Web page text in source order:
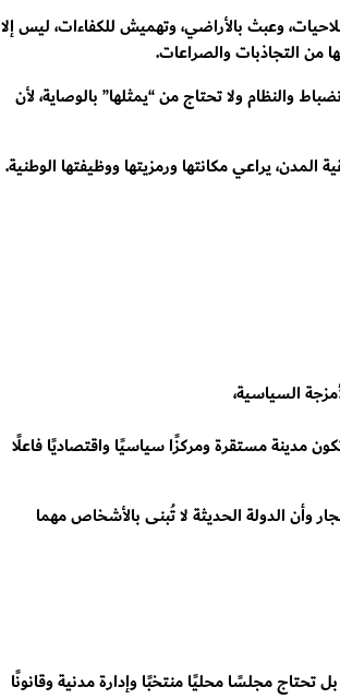
وعبث بالأراضي، وتهميش للكفاءات، ليس إلا
من التجاذبات والصراعات.
والنظام ولا تحتاج من “يمثلها” بالوصاية، لأن
يراعي مكانتها ورمزيتها ووظيفتها الوطنية.
السياسية،
مستقرة ومركزًا سياسيًا واقتصاديًا فاعلًا
وأن الدولة الحديثة لا تُبنى بالأشخاص مهما
تحتاج مجلسًا محليًا منتخبًا وإدارة مدنية وقانونًا